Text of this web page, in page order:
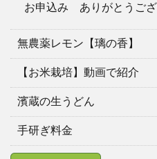
お申込み ありがとうござ
無農薬レモン【璃の香】
【お米栽培】動画で紹介
濱蔵の生うどん
手研ぎ料金